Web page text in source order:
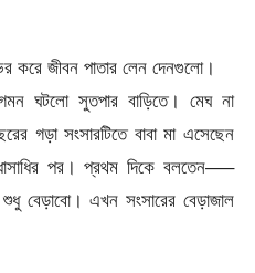
করে জীবন পাতার লেন দেনগুলো।
ঘটলো সুতপার বাড়িতে। মেঘ না
গড়া সংসারটিতে বাবা মা এসেছেন
পর। প্রথম দিকে বলতেন—–
বেড়াবো। এখন সংসারের বেড়াজাল